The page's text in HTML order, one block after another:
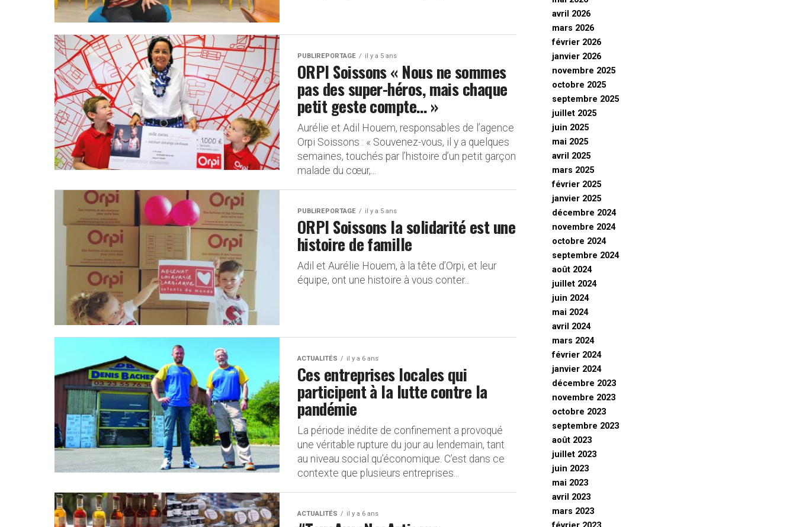
PUBLIREPORTAGE il y a 5 ans
ORPI Soissons « Nous ne sommes
pas des super-héros, mais chaque
petit geste compte… »
Aurélie et Adil Houem, responsables de l’agence
Orpi Soissons : « Souvenez-vous, il y a quelques
semaines, touchés par l’histoire d’un petit garçon
malade du cœur,...
PUBLIREPORTAGE il y a 5 ans
ORPI Soissons la solidarité est une
histoire de famille
Adil et Aurélie Houem, à la tête d’Orpi, et leur
équipe, ont une histoire à vous conter...
ACTUALITÉS il y a 6 ans
Ces entreprises locales qui
participent à la lutte contre la
pandémie
La période inédite de confinement a provoqué
une véritable rupture du jour au lendemain, tant
au niveau social qu’économique. C’est dans ce
contexte que plusieurs entreprises...
ACTUALITÉS il y a 6 ans
avril 2026
mars 2026
février 2026
janvier 2026
novembre 2025
octobre 2025
septembre 2025
juillet 2025
juin 2025
mai 2025
avril 2025
mars 2025
février 2025
janvier 2025
décembre 2024
novembre 2024
octobre 2024
septembre 2024
août 2024
juillet 2024
juin 2024
mai 2024
avril 2024
mars 2024
février 2024
janvier 2024
décembre 2023
novembre 2023
octobre 2023
septembre 2023
août 2023
juillet 2023
juin 2023
mai 2023
avril 2023
mars 2023